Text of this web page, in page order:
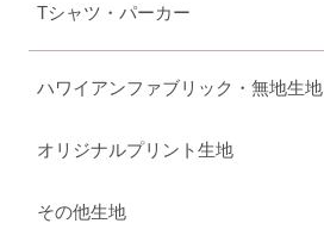
Tシャツ・パーカー
ハワイアンファブリック・無地生地
オリジナルプリント生地
その他生地